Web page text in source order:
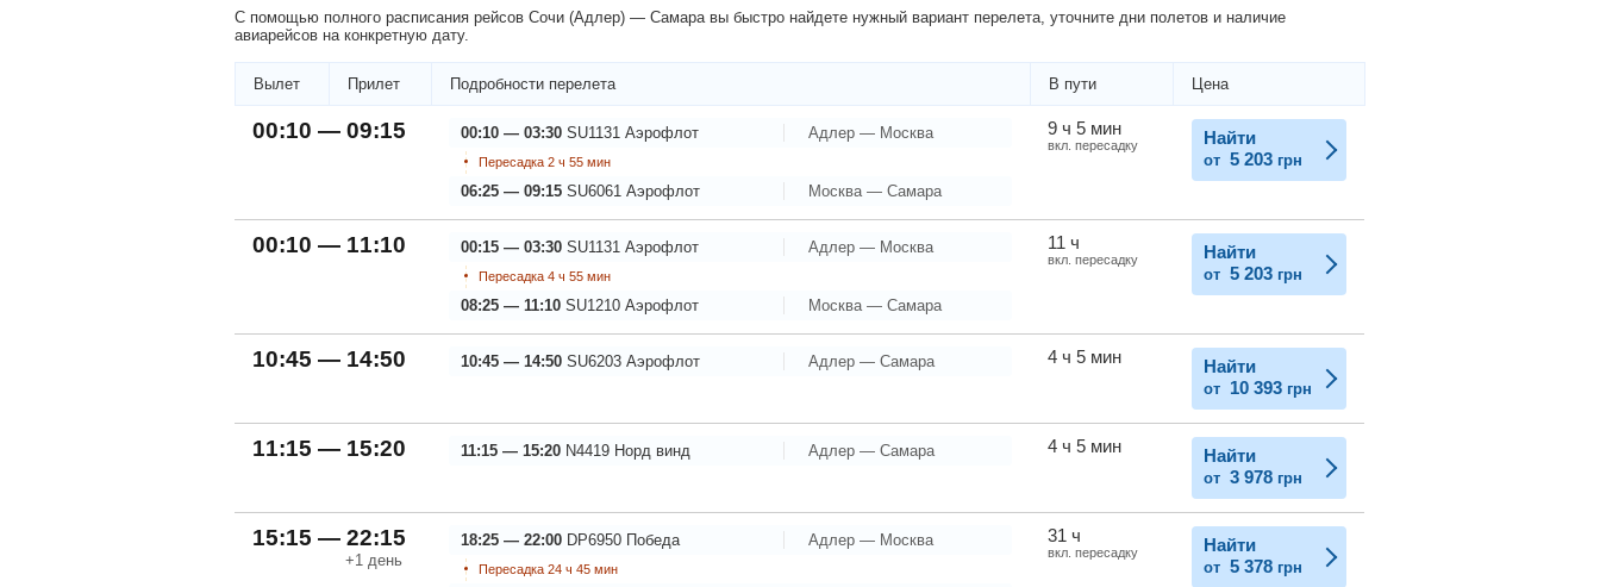
С помощью полного расписания рейсов Сочи (Адлер) — Самара вы быстро найдете нужный вариант перелета, уточните дни полетов и наличие
авиарейсов на конкретную дату.
Вылет Прилет Подробности перелета В пути Цена
00:10 — 09:15 00:10 — 03:30 SU1131 Аэрофлот Адлер — Москва
Пересадка 2 ч 55 мин
06:25 — 09:15 SU6061 Аэрофлот Москва — Самара
9 ч 5 мин
вкл. пересадку Найти
от 5 203 грн
00:10 — 11:10 00:15 — 03:30 SU1131 Аэрофлот Адлер — Москва
Пересадка 4 ч 55 мин
08:25 — 11:10 SU1210 Аэрофлот Москва — Самара
11 ч
вкл. пересадку Найти
от 5 203 грн
10:45 — 14:50 10:45 — 14:50 SU6203 Аэрофлот Адлер — Самара 4 ч 5 мин Найти
от 10 393 грн
11:15 — 15:20 11:15 — 15:20 N4419 Норд винд Адлер — Самара 4 ч 5 мин Найти
от 3 978 грн
15:15 — 22:15
+1 день
18:25 — 22:00 DP6950 Победа Адлер — Москва
Пересадка 24 ч 45 мин
31 ч
вкл. пересадку Найти
от 5 378 грн